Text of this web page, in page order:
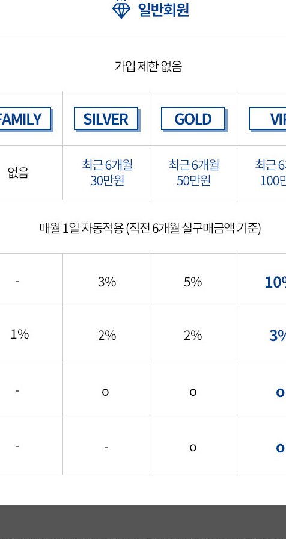
BODY CARE
바디워시
EQUIPMENT
매직기
드라이어
베스트셀러 신상품
멤버쉽 회원등급 미용회원 혜택